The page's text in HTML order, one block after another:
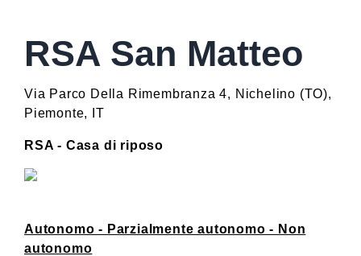
RSA San Matteo
Via Parco Della Rimembranza 4, Nichelino (TO),
Piemonte, IT
RSA - Casa di riposo
Autonomo - Parzialmente autonomo - Non
autonomo